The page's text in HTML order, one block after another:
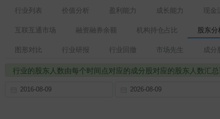
行业列表 价值分析 盈利能力 成长能力
现金
互联互通市场
融资融券余额 机构持仓占比
股东分
图形对比
行业研报 行业回撤 市场先生 成分
行业的股东人数由每个时间点对应的成分股对应的股东人数汇